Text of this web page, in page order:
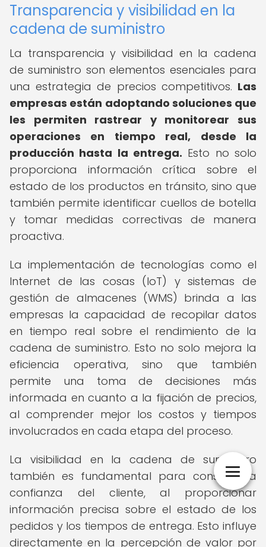
Transparencia y visibilidad en la
cadena de suministro
La transparencia y visibilidad en la cadena
de suministro son elementos esenciales para
una estrategia de precios competitivos. Las
empresas están adoptando soluciones que
les permiten rastrear y monitorear sus
operaciones en tiempo real, desde la
producción hasta la entrega. Esto no solo
proporciona información crítica sobre el
estado de los productos en tránsito, sino que
también permite identificar cuellos de botella
y tomar medidas correctivas de manera
proactiva.
La implementación de tecnologías como el
Internet de las cosas (IoT) y sistemas de
gestión de almacenes (WMS) brinda a las
empresas la capacidad de recopilar datos
en tiempo real sobre el rendimiento de la
cadena de suministro. Esto no solo mejora la
eficiencia operativa, sino que también
permite una toma de decisiones más
informada en cuanto a la fijación de precios,
al comprender mejor los costos y tiempos
involucrados en cada etapa del proceso.
La visibilidad en la cadena de suministro
también es fundamental para construir la
confianza del cliente, al proporcionar
información precisa sobre el estado de los
pedidos y los tiempos de entrega. Esto influye
directamente en la percepción de valor por